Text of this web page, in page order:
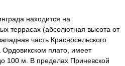
находится на
террасах (абсолютная высота от
часть Красносельского
плато, имеет
100 м. В пределах Приневской